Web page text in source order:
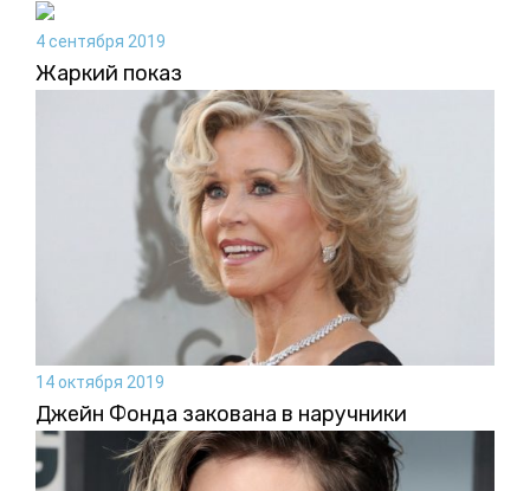
4 сентября 2019
Жаркий показ
14 октября 2019
Джейн Фонда закована в наручники